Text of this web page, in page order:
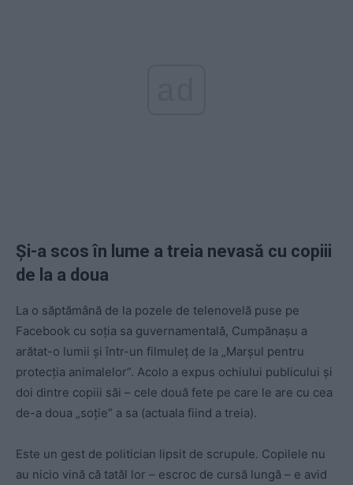
Și-a scos în lume a treia nevasă cu copiii
de la a doua
La o săptămână de la pozele de telenovelă puse pe
Facebook cu soția sa guvernamentală, Cumpănașu a
arătat-o lumii și într-un filmuleț de la „Marșul pentru
protecția animalelor”. Acolo a expus ochiului publicului și
doi dintre copiii săi – cele două fete pe care le are cu cea
de-a doua „soție” a sa (actuala fiind a treia).
Este un gest de politician lipsit de scrupule. Copilele nu
au nicio vină că tatăl lor – escroc de cursă lungă – e avid